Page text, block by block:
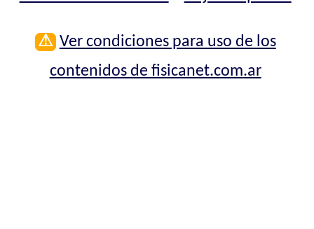
⚠ Ver condiciones para uso de los
contenidos de fisicanet.com.ar